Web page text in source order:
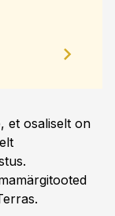
et osaliselt on